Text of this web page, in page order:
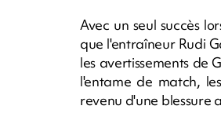
Avec un seul succès
que l'entraîneur Rudi
les avertissements de
l'entame de match,
revenu d'une blessure